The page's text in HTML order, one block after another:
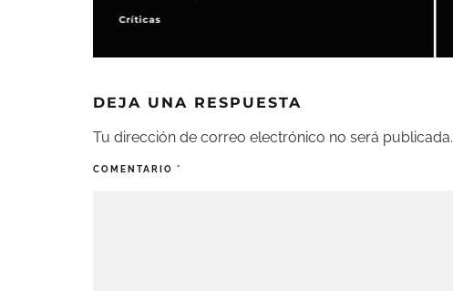
Críticas
DEJA UNA RESPUESTA
Tu dirección de correo electrónico no será publicada.
COMENTARIO *